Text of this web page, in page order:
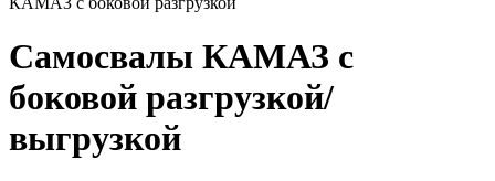
Самосвалы КАМАЗ с
боковой разгрузкой/
выгрузкой